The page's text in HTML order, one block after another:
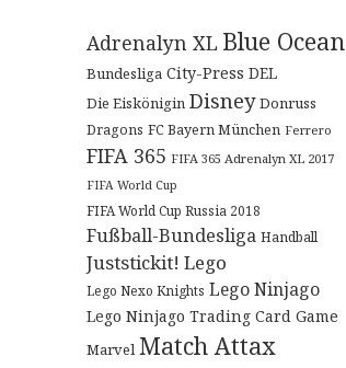
Adrenalyn XL Blue Ocean
Bundesliga City-Press DEL
Die Eiskönigin Disney Donruss
Dragons FC Bayern München Ferrero
FIFA 365 FIFA 365 Adrenalyn XL 2017
FIFA World Cup
FIFA World Cup Russia 2018
Fußball-Bundesliga Handball
Juststickit! Lego
Lego Nexo Knights Lego Ninjago
Lego Ninjago Trading Card Game
Marvel Match Attax